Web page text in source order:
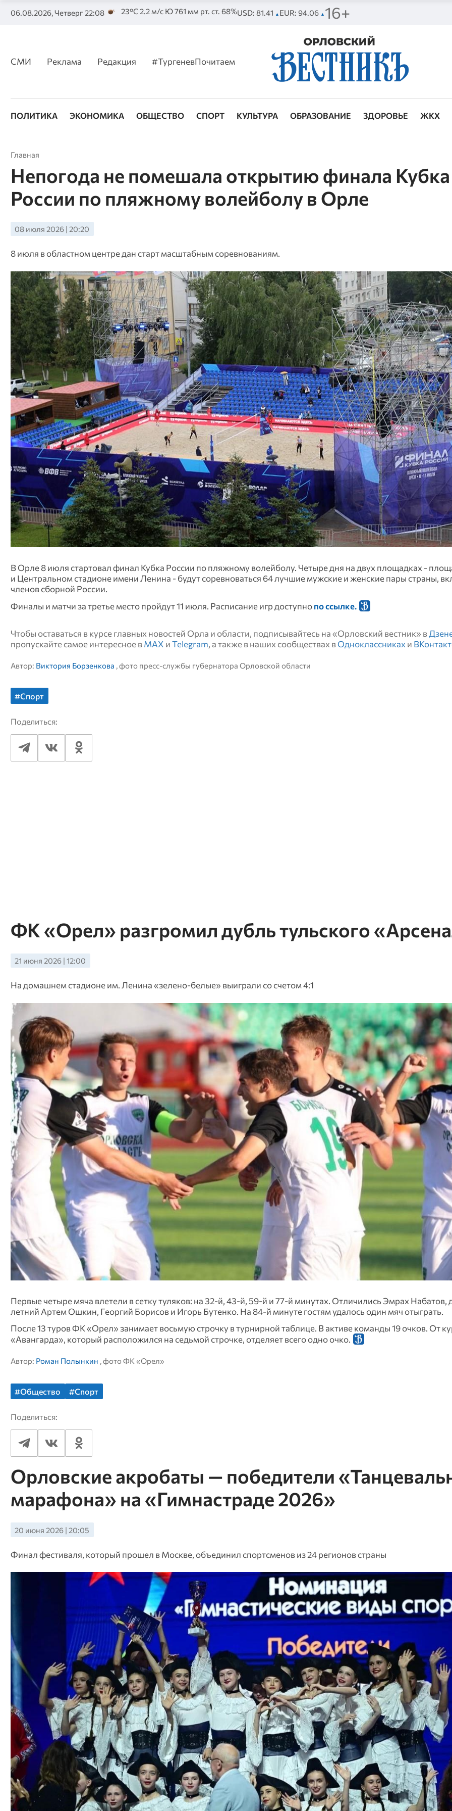
06.08.2026, Четверг 22:08 23°C 2.2 м/с Ю 761 мм рт. ст. 68%USD: 81.41 ▲ EUR: 94.06 ▲ 16+
СМИ Реклама Редакция #ТургеневПочитаем
ПОЛИТИКА ЭКОНОМИКА ОБЩЕСТВО СПОРТ КУЛЬТУРА ОБРАЗОВАНИЕ ЗДОРОВЬЕ ЖКХ
Главная
Непогода не помешала открытию финала Кубка
России по пляжному волейболу в Орле
08 июля 2026 | 20:20
8 июля в областном центре дан старт масштабным соревнованиям.
В Орле 8 июля стартовал финал Кубка России по пляжному волейболу. Четыре дня на двух площадках -
и Центральном стадионе имени Ленина - будут соревноваться 64 лучшие мужские и женские пары страны,
членов сборной России.
Финалы и матчи за третье место пройдут 11 июля. Расписание игр доступно по ссылке.
Чтобы оставаться в курсе главных новостей Орла и области, подписывайтесь на «Орловский вестник» в
пропускайте самое интересное в MAX и Telegram , а также в наших сообществах в Одноклассниках и
Автор: Виктория Борзенкова , фото пресс-службы губернатора Орловской области
#Спорт
Поделиться:
ФК «Орел» разгромил дубль тульского
21 июня 2026 | 12:00
На домашнем стадионе им. Ленина «зелено-белые» выиграли со счетом 4:1
Первые четыре мяча влетели в сетку туляков: на 32-й, 43-й, 59-й и 77-й минутах. Отличились Эмрах Набатов,
летний Артем Ошкин, Георгий Борисов и Игорь Бутенко. На 84-й минуте гостям удалось один мяч отыграть.
После 13 туров ФК «Орел» занимает восьмую строчку в турнирной таблице. В активе команды 19 очков. От
«Авангарда», который расположился на седьмой строчке, отделяет всего одно очко.
Автор: Роман Полынкин , фото ФК «Орел»
#Общество #Спорт
Поделиться:
Орловские акробаты — победители
марафона» на «Гимнастраде 2026»
20 июня 2026 | 20:05
Финал фестиваля, который прошел в Москве, объединил спортсменов из 24 регионов страны